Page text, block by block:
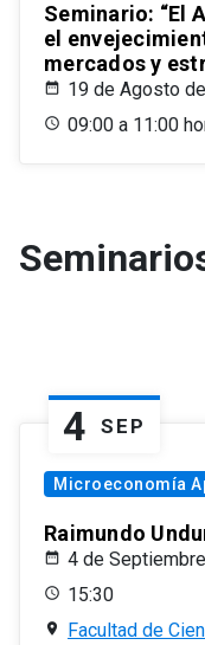
Seminario: “El
el
mercados y
19 de Agosto
09:00 a 11:00
4 SEP
Microeconomía
Raimundo
4 de
15:30
Facultad de